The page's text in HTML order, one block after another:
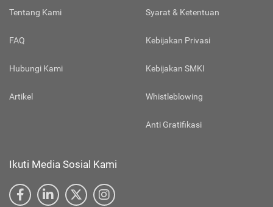
Tentang Kami
FAQ
Hubungi Kami
Artikel
Syarat & Ketentuan
Kebijakan Privasi
Kebijakan SMKI
Whistleblowing
Anti Gratifikasi
Ikuti Media Sosial Kami